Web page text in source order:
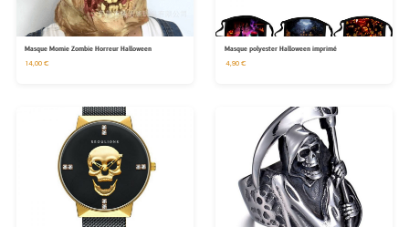
Masque Momie Zombie Horreur Halloween
14,00 €
Masque polyester Halloween imprimé
4,90 €